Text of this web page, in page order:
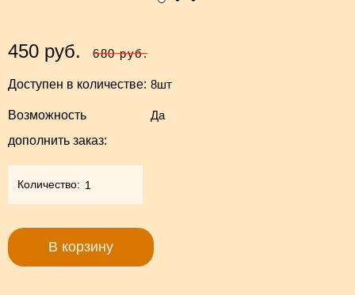
450 руб. 680 руб.
Доступен в количестве: 8шт
Возможность
дополнить заказ:
Да
Количество:
В корзину